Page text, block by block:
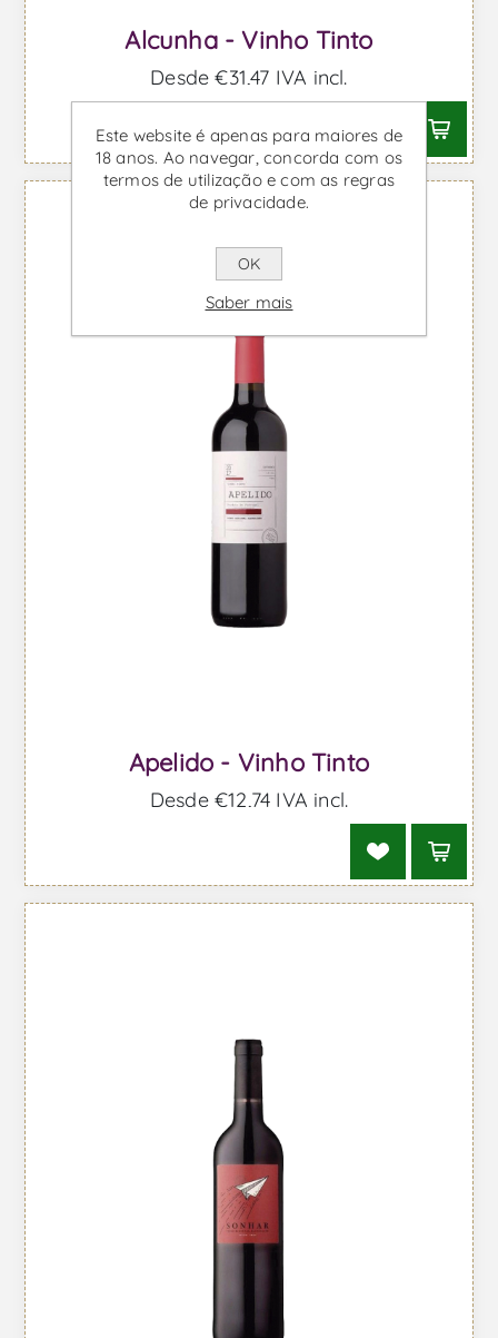
Alcunha - Vinho Tinto
Desde €31,47 IVA incl.
Apelido - Vinho Tinto
Desde €12,74 IVA incl.
Este website é apenas para maiores de
18 anos. Ao navegar, concorda com os
termos de utilização e com as regras
de privacidade.
OK
Saber mais